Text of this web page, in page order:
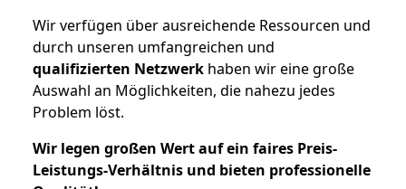
Wir verfügen über ausreichende Ressourcen und
durch unseren umfangreichen und
qualifizierten Netzwerk haben wir eine große
Auswahl an Möglichkeiten, die nahezu jedes
Problem löst.
Wir legen großen Wert auf ein faires Preis-
Leistungs-Verhältnis und bieten professionelle